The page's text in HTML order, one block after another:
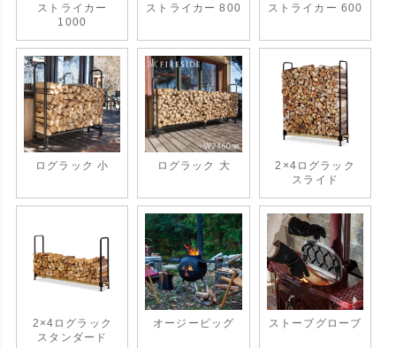
ストライカー
1000
ストライカー 800 ストライカー 600
ログラック 小 ログラック 大
2×4ログラック
スライド
2×4ログラック
スタンダード
オージーピッグ ストーブグローブ